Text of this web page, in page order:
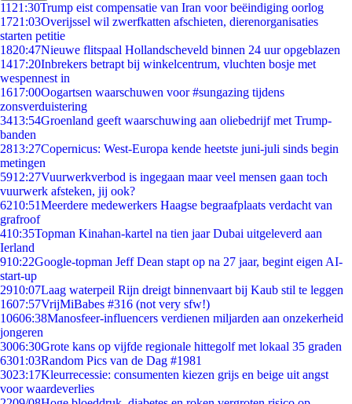
11 21:30Trump eist compensatie van Iran voor beëindiging oorlog
1721:03Overijssel wil zwerfkatten afschieten, dierenorganisaties
starten petitie
1820:47Nieuwe flitspaal Hollandscheveld binnen 24 uur opgeblazen
1417:20Inbrekers betrapt bij winkelcentrum, vluchten bosje met
wespennest in
1617:00Oogartsen waarschuwen voor #sungazing tijdens
zonsverduistering
3413:54Groenland geeft waarschuwing aan oliebedrijf met Trump-
banden
2813:27Copernicus: West-Europa kende heetste juni-juli sinds begin
metingen
5912:27Vuurwerkverbod is ingegaan maar veel mensen gaan toch
vuurwerk afsteken, jij ook?
6210:51Meerdere medewerkers Haagse begraafplaats verdacht van
grafroof
410:35Topman Kinahan-kartel na tien jaar Dubai uitgeleverd aan
Ierland
910:22Google-topman Jeff Dean stapt op na 27 jaar, begint eigen AI-
start-up
2910:07Laag waterpeil Rijn dreigt binnenvaart bij Kaub stil te leggen
1607:57VrijMiBabes #316 (not very sfw!)
10606:38Manosfeer-influencers verdienen miljarden aan onzekerheid
jongeren
3006:30Grote kans op vijfde regionale hittegolf met lokaal 35 graden
6301:03Random Pics van de Dag #1981
3023:17Kleurrecessie: consumenten kiezen grijs en beige uit angst
voor waardeverlies